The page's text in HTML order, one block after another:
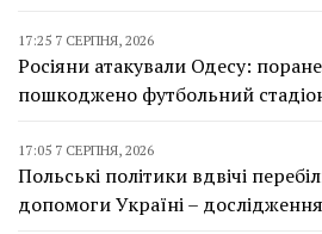
17:25 7 СЕРПНЯ, 2026
Росіяни атакували Одесу:
пошкоджено футбольний
17:05 7 СЕРПНЯ, 2026
Польські політики вдвічі
допомоги Україні – дослідження